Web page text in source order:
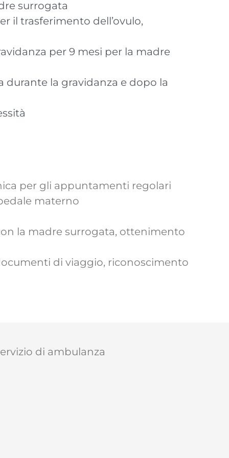
surrogata
il trasferimento dell’ovulo,
per 9 mesi per la madre
la gravidanza e dopo la
per gli appuntamenti regolari
materno
la madre surrogata, ottenimento
di viaggio, riconoscimento
di ambulanza